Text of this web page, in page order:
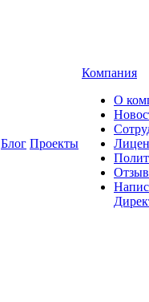
Блог Проекты
Компания
О